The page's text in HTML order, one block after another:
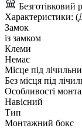
Безготівковий
Характеристики:
Замок
із замком
Клеми
Немає
Місце під
Без місця під
Особливості
Навісний
Тип
Монтажний бокс